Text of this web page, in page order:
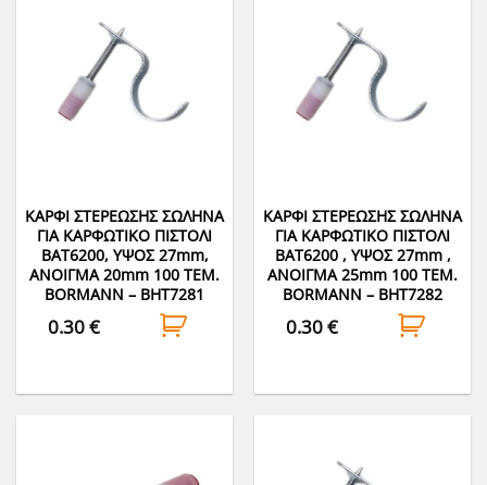
ΚΑΡΦΙ ΣΤΕΡΕΩΣΗΣ ΣΩΛΗΝΑ
ΓΙΑ ΚΑΡΦΩΤΙΚΟ ΠΙΣΤΟΛΙ
BAT6200, ΥΨΟΣ 27mm,
ΑΝΟΙΓΜΑ 20mm 100 ΤΕΜ.
BORMANN – BHT7281
0.30€
ΚΑΡΦΙ ΣΤΕΡΕΩΣΗΣ ΣΩΛΗΝΑ
ΓΙΑ ΚΑΡΦΩΤΙΚΟ ΠΙΣΤΟΛΙ
BAT6200 , ΥΨΟΣ 27mm ,
ΑΝΟΙΓΜΑ 25mm 100 ΤΕΜ.
BORMANN – BHT7282
0.30€